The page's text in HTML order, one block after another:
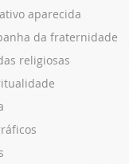
aparecida
da fraternidade
religiosas